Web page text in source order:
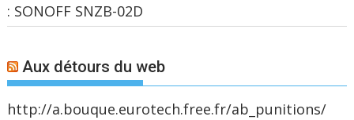
: SONOFF SNZB-02D
Aux détours du web
http://a.bouque.eurotech.free.fr/ab_punitions/